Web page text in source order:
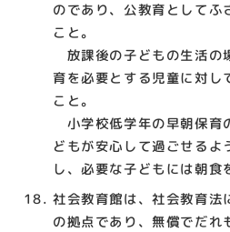
のであり、公教育としてふ
こと。
放課後の子どもの生活の
育を必要とする児童に対
こと。
小学校低学年の早朝保育
どもが安心して過ごせるよ
し、必要な子どもには朝食
社会教育館は、社会教育法
の拠点であり、無償でだれ